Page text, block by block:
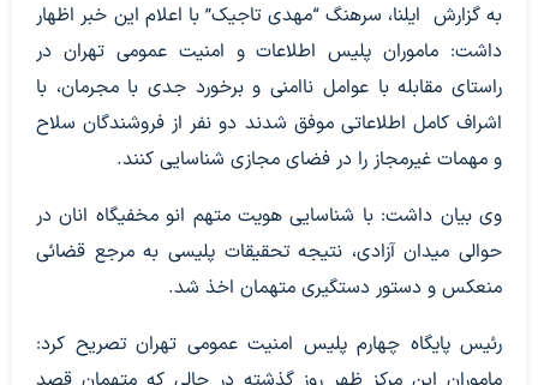
به گزارش ایلنا، سرهنگ “مهدی تاجیک” با اعلام این خبر اظهار
داشت: ماموران پلیس اطلاعات و امنیت عمومی تهران در
راستای مقابله با عوامل ناامنی و برخورد جدی با مجرمان، با
اشراف کامل اطلاعاتی موفق شدند دو نفر از فروشندگان سلاح
و مهمات غیرمجاز را در فضای مجازی شناسایی کنند.
وی بیان داشت: با شناسایی هویت متهم انو مخفیگاه انان در
حوالی میدان آزادی، نتیجه تحقیقات پلیسی به مرجع قضائی
منعکس و دستور دستگیری متهمان اخذ شد.
رئیس پایگاه چهارم پلیس امنیت عمومی تهران تصریح کرد: